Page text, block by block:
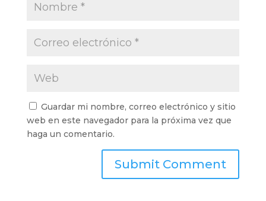
Guardar mi nombre, correo electrónico y sitio
web en este navegador para la próxima vez que
haga un comentario.